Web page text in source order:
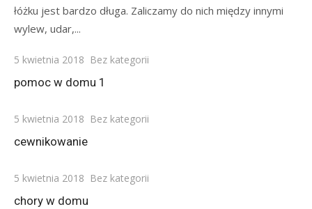
łóżku jest bardzo długa. Zaliczamy do nich między innymi
wylew, udar,...
Posted
5 kwietnia 2018 Bez kategorii
pomoc w domu 1
Posted
5 kwietnia 2018 Bez kategorii
cewnikowanie
Posted
on
5 kwietnia 2018 Bez kategorii
chory w domu